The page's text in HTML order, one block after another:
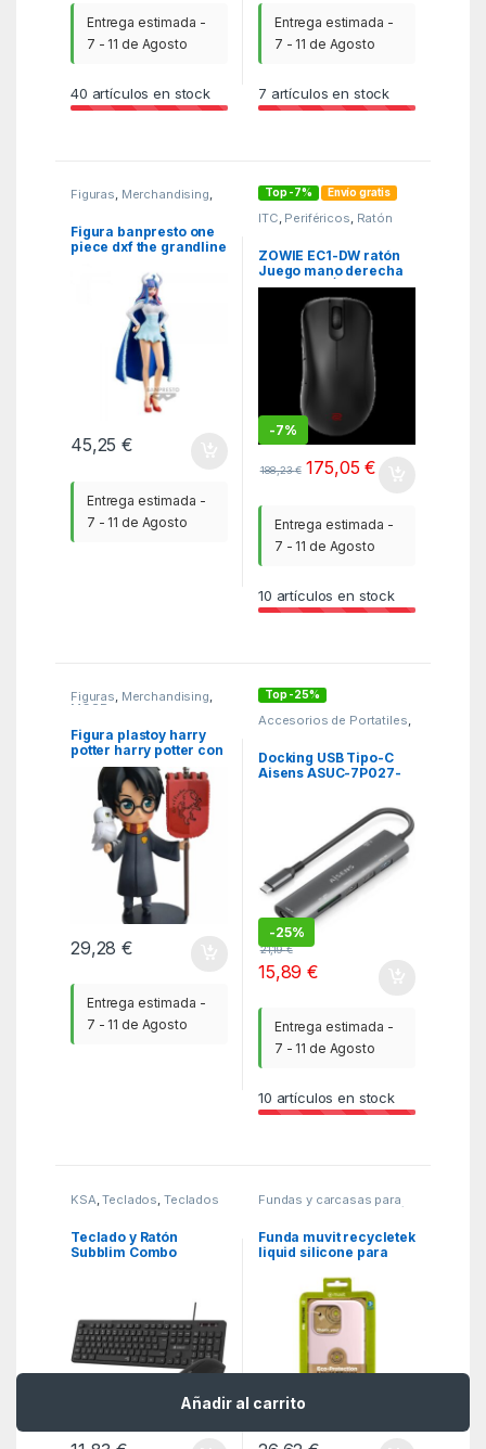
Añadir al carrito
Entrega estimada -
7 - 11 de Agosto
40 artículos en stock
Entrega estimada -
7 - 11 de Agosto
7 artículos en stock
Figuras Merchandising
MGSR
Figura banpresto one
piece dxf the grandline
vol.11 16cm
45,25€
Entrega estimada -
7 - 11 de Agosto
Top -7% Envío gratis
ITC Periféricos Ratón
ZOWIE EC1-DW ratón
Juego mano derecha
USB tipo A Óptico 3200
-7%
188,23€ 175,05€
Entrega estimada -
7 - 11 de Agosto
10 artículos en stock
Figuras, Merchandising,
MGSR
Figura plastoy harry
potter harry potter con
hedwig y estandarte
gryffindor
29,28€
Entrega estimada -
7 - 11 de Agosto
Top -25%
Accesorios de Portatiles,
Docking USB Tipo-C
Aisens ASUC-7P027-
1xLector Tarjetas/ Gris
-25%
21,19€
15,89€
Entrega estimada -
7 - 11 de Agosto
10 artículos en stock
KSA ,Teclados Teclados
Teclado y Ratón
Subblim Combo
Fundas y carcasas para
, Telefonía
Funda muvit recycletek
liquid silicone para